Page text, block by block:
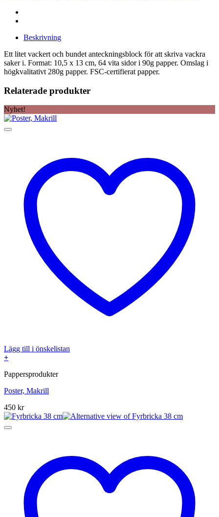
Beskrivning
Ett litet vackert och bundet anteckningsblock för att skriva vackra
saker i. Format: 10,5 x 13 cm, 64 vita sidor i 90g papper. Omslag i
högkvalitativt 280g papper. FSC-certifierat papper.
Relaterade produkter
Nyhet!
Lägg till i önskelistan
+
Pappersprodukter
Poster, Makrill
450 kr